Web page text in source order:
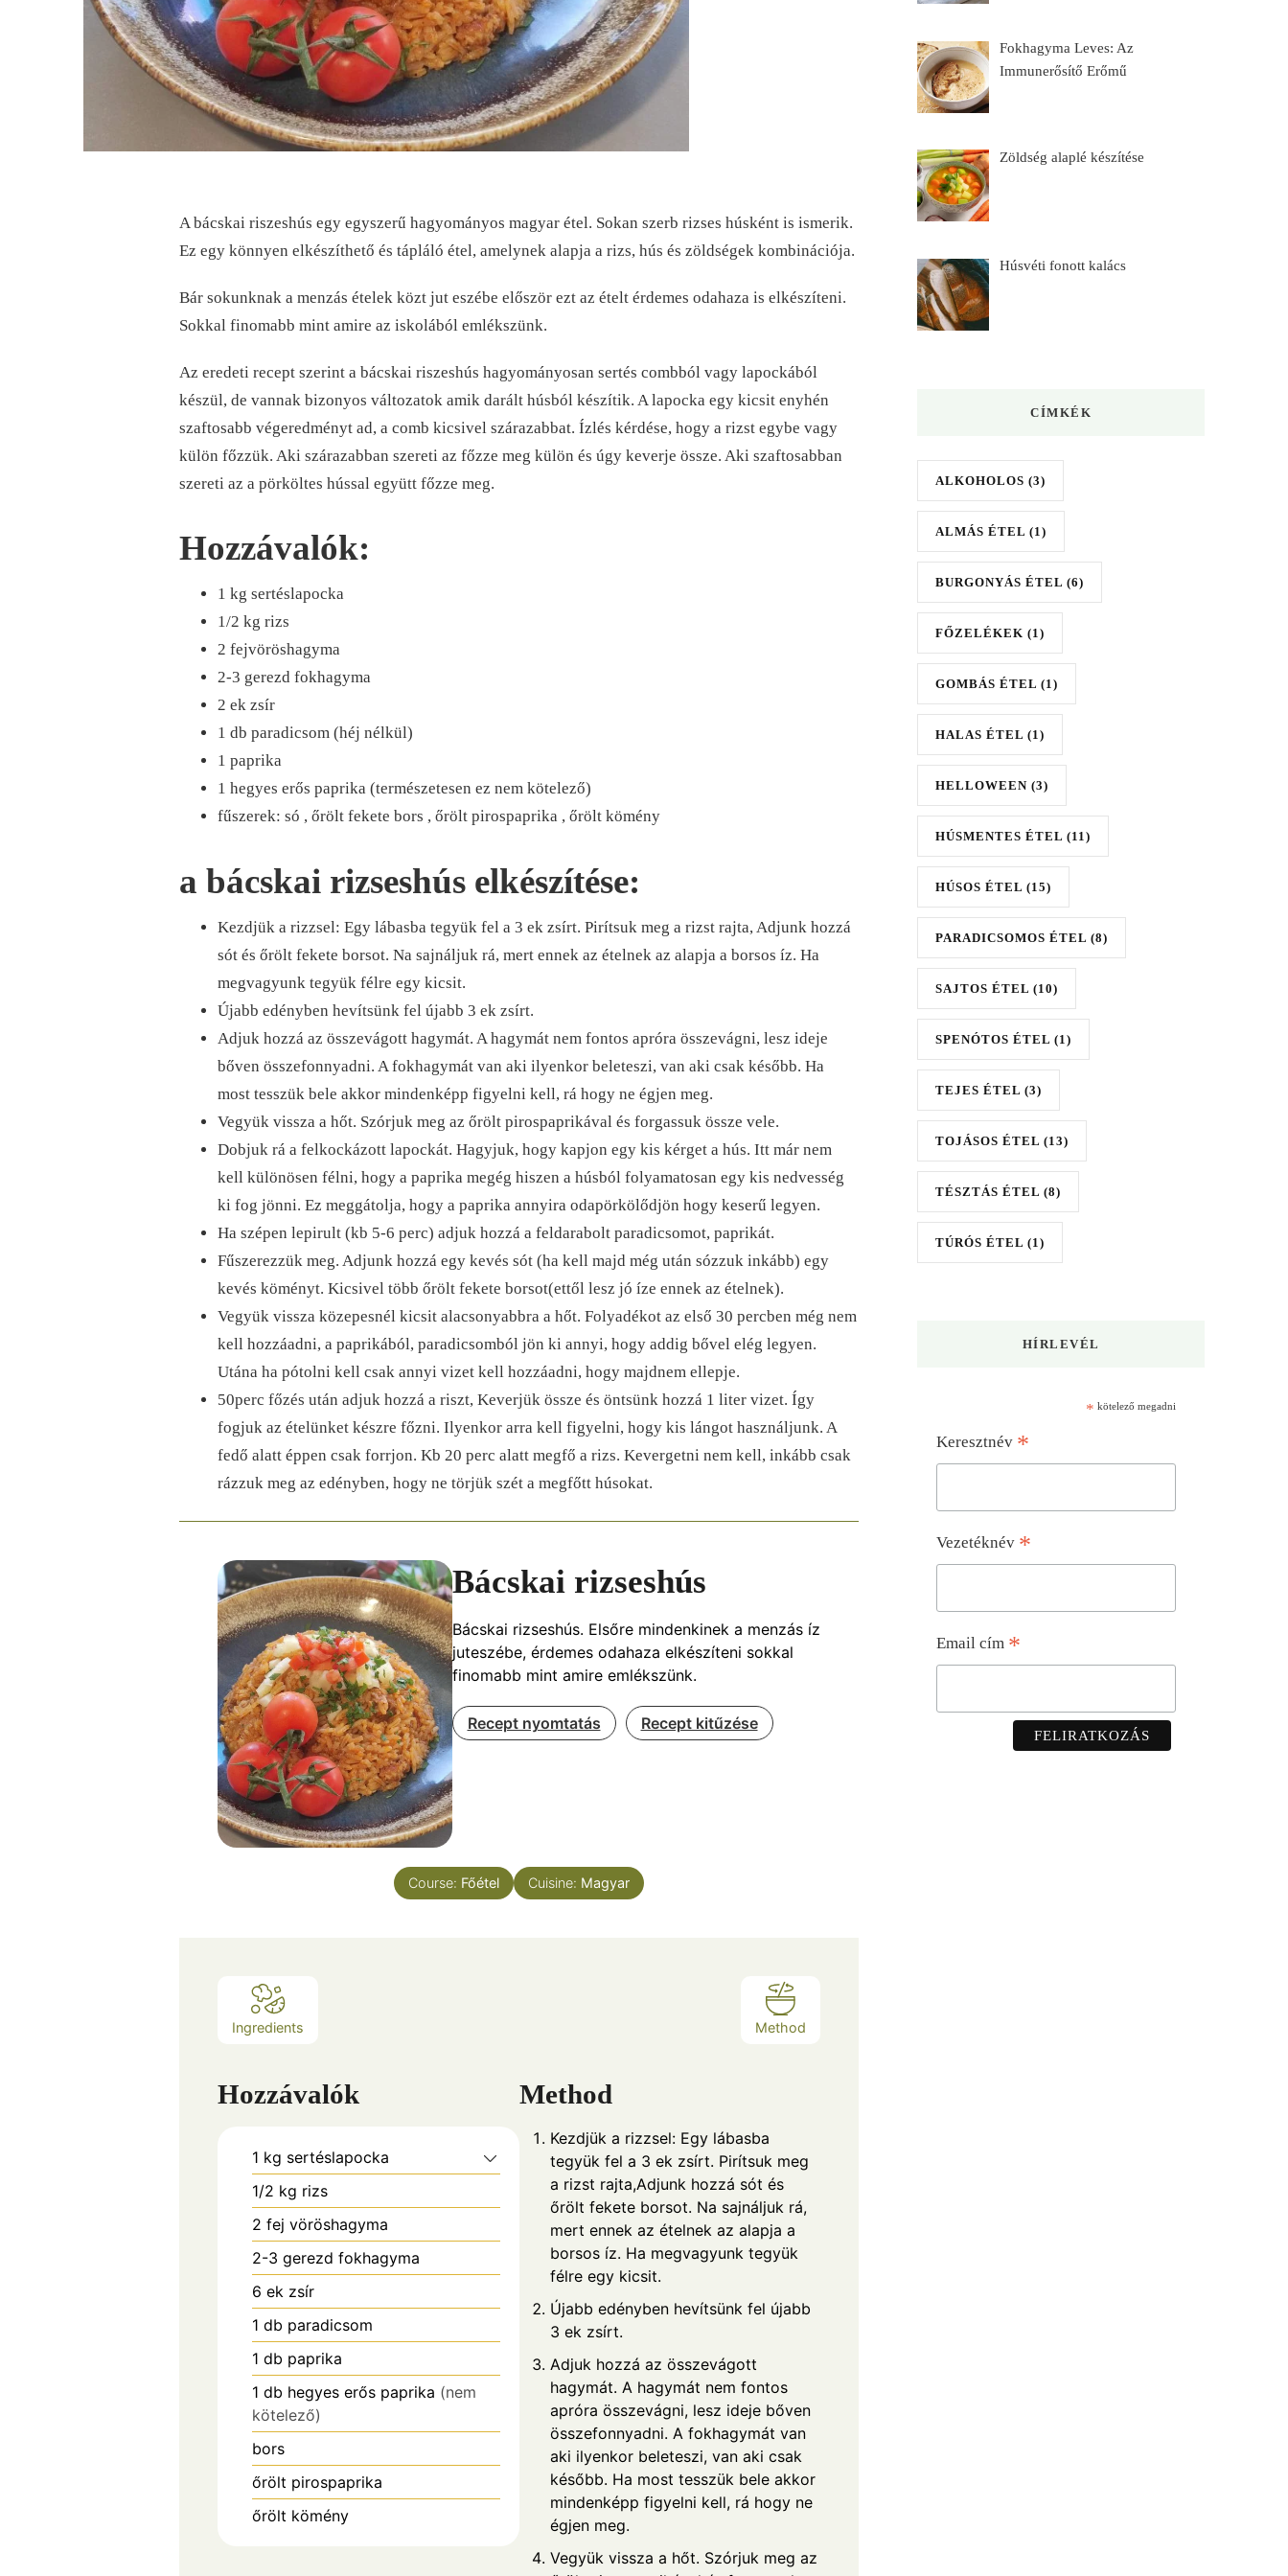
A bácskai riszeshús egy egyszerű hagyományos magyar étel. Sokan szerb rizses húsként is ismerik.
Ez egy könnyen elkészíthető és tápláló étel, amelynek alapja a rizs, hús és zöldségek kombinációja.
Bár sokunknak a menzás ételek közt jut eszébe először ezt az ételt érdemes odahaza is elkészíteni.
Sokkal finomabb mint amire az iskolából emlékszünk.
Az eredeti recept szerint a bácskai riszeshús hagyományosan sertés combból vagy lapockából
készül, de vannak bizonyos változatok amik darált húsból készítik. A lapocka egy kicsit enyhén
szaftosabb végeredményt ad, a comb kicsivel szárazabbat. Ízlés kérdése, hogy a rizst egybe vagy
külön főzzük. Aki szárazabban szereti az főzze meg külön és úgy keverje össze. Aki szaftosabban
szereti az a pörköltes hússal együtt főzze meg.
Hozzávalók:
1 kg sertéslapocka
1/2 kg rizs
2 fejvöröshagyma
2-3 gerezd fokhagyma
2 ek zsír
1 db paradicsom (héj nélkül)
1 paprika
1 hegyes erős paprika (természetesen ez nem kötelező)
fűszerek: só , őrölt fekete bors , őrölt pirospaprika , őrölt kömény
a bácskai rizseshús elkészítése:
Kezdjük a rizzsel: Egy lábasba tegyük fel a 3 ek zsírt. Pirítsuk meg a rizst rajta, Adjunk hozzá
sót és őrölt fekete borsot. Na sajnáljuk rá, mert ennek az ételnek az alapja a borsos íz. Ha
megvagyunk tegyük félre egy kicsit.
Újabb edényben hevítsünk fel újabb 3 ek zsírt.
Adjuk hozzá az összevágott hagymát. A hagymát nem fontos apróra összevágni, lesz ideje
bőven összefonnyadni. A fokhagymát van aki ilyenkor beleteszi, van aki csak később. Ha
most tesszük bele akkor mindenképp figyelni kell, rá hogy ne égjen meg.
Vegyük vissza a hőt. Szórjuk meg az őrölt pirospaprikával és forgassuk össze vele.
Dobjuk rá a felkockázott lapockát. Hagyjuk, hogy kapjon egy kis kérget a hús. Itt már nem
kell különösen félni, hogy a paprika megég hiszen a húsból folyamatosan egy kis nedvesség
ki fog jönni. Ez meggátolja, hogy a paprika annyira odapörkölődjön hogy keserű legyen.
Ha szépen lepirult (kb 5-6 perc) adjuk hozzá a feldarabolt paradicsomot, paprikát.
Fűszerezzük meg. Adjunk hozzá egy kevés sót (ha kell majd még után sózzuk inkább) egy
kevés köményt. Kicsivel több őrölt fekete borsot(ettől lesz jó íze ennek az ételnek).
Vegyük vissza közepesnél kicsit alacsonyabbra a hőt. Folyadékot az első 30 percben még nem
kell hozzáadni, a paprikából, paradicsomból jön ki annyi, hogy addig bővel elég legyen.
Utána ha pótolni kell csak annyi vizet kell hozzáadni, hogy majdnem ellepje.
50perc főzés után adjuk hozzá a riszt, Keverjük össze és öntsünk hozzá 1 liter vizet. Így
fogjuk az ételünket készre főzni. Ilyenkor arra kell figyelni, hogy kis lángot használjunk. A
fedő alatt éppen csak forrjon. Kb 20 perc alatt megfő a rizs. Kevergetni nem kell, inkább csak
rázzuk meg az edényben, hogy ne törjük szét a megfőtt húsokat.
Bácskai rizseshús
Bácskai rizseshús. Elsőre mindenkinek a menzás íz
juteszébe, érdemes odahaza elkészíteni sokkal
finomabb mint amire emlékszünk.
Recept nyomtatás Recept kitűzése
Course: Főétel Cuisine: Magyar
Ingredients Method
Hozzávalók
1 kg sertéslapocka
1/2 kg rizs
2 fej vöröshagyma
2-3 gerezd fokhagyma
6 ek zsír
1 db paradicsom
1 db paprika
1 db hegyes erős paprika (nem
kötelező)
bors
őrölt pirospaprika
őrölt kömény
Method
Kezdjük a rizzsel: Egy lábasba
tegyük fel a 3 ek zsírt. Pirítsuk meg
a rizst rajta,Adjunk hozzá sót és
őrölt fekete borsot. Na sajnáljuk rá,
mert ennek az ételnek az alapja a
borsos íz. Ha megvagyunk tegyük
félre egy kicsit.
Újabb edényben hevítsünk fel újabb
3 ek zsírt.
Adjuk hozzá az összevágott
hagymát. A hagymát nem fontos
apróra összevágni, lesz ideje bőven
összefonnyadni. A fokhagymát van
aki ilyenkor beleteszi, van aki csak
később. Ha most tesszük bele akkor
mindenképp figyelni kell, rá hogy ne
égjen meg.
Vegyük vissza a hőt. Szórjuk meg az
Fokhagyma Leves: Az
Immunerősítő Erőmű
Zöldség alaplé készítése
Húsvéti fonott kalács
CÍMKÉK
ALKOHOLOS (3)
ALMÁS ÉTEL (1)
BURGONYÁS ÉTEL (6)
FŐZELÉKEK (1)
GOMBÁS ÉTEL (1)
HALAS ÉTEL (1)
HELLOWEEN (3)
HÚSMENTES ÉTEL (11)
HÚSOS ÉTEL (15)
PARADICSOMOS ÉTEL (8)
SAJTOS ÉTEL (10)
SPENÓTOS ÉTEL (1)
TEJES ÉTEL (3)
TOJÁSOS ÉTEL (13)
TÉSZTÁS ÉTEL (8)
TÚRÓS ÉTEL (1)
HÍRLEVÉL
* kötelező megadni
Keresztnév *
Vezetéknév *
Email cím *